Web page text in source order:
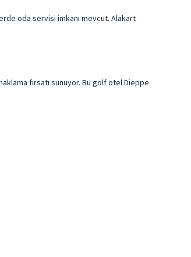
oda servisi imkanı mevcut. Alakart
fırsatı sunuyor. Bu golf otel Dieppe